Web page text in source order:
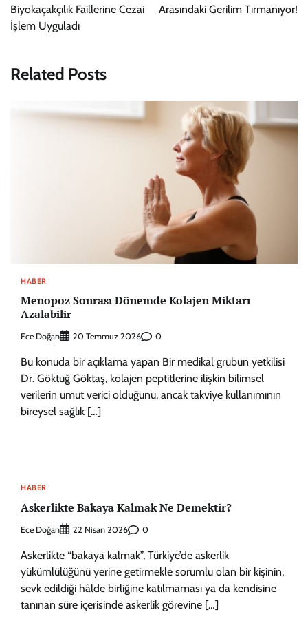
Biyokaçakçılık Faillerine Cezai
İşlem Uyguladı
Arasındaki Gerilim Tırmanıyor!
Related Posts
HABER
Menopoz Sonrası Dönemde Kolajen Miktarı
Azalabilir
Ece Doğan 20 Temmuz 2026 0
Bu konuda bir açıklama yapan Bir medikal grubun yetkilisi
Dr. Göktuğ Göktaş, kolajen peptitlerine ilişkin bilimsel
verilerin umut verici olduğunu, ancak takviye kullanımının
bireysel sağlık […]
HABER
Askerlikte Bakaya Kalmak Ne Demektir?
Ece Doğan 22 Nisan 2026 0
Askerlikte “bakaya kalmak”, Türkiye’de askerlik
yükümlülüğünü yerine getirmekle sorumlu olan bir kişinin,
sevk edildiği hâlde birliğine katılmaması ya da kendisine
tanınan süre içerisinde askerlik görevine […]